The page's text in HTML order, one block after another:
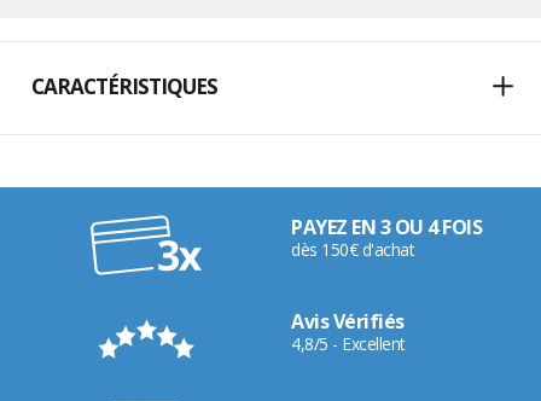
CARACTÉRISTIQUES
PAYEZ EN 3 OU 4 FOIS
dès 150€ d'achat
Avis Vérifiés
4,8/5 - Excellent